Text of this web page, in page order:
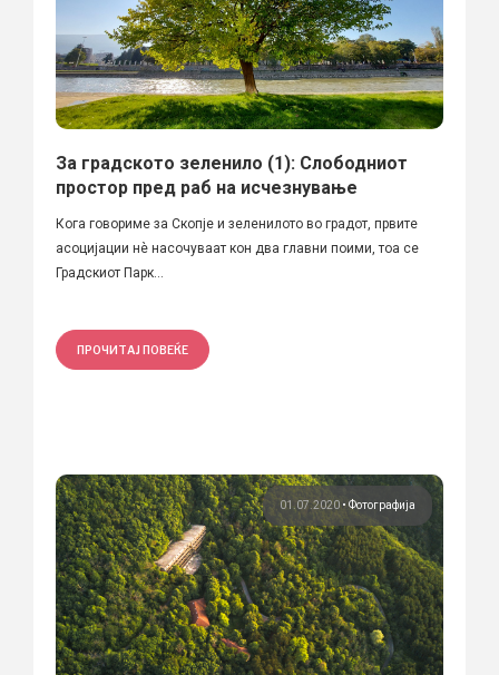
За градското зеленило (1): Слободниот
простор пред раб на исчезнување
Кога говориме за Скопје и зеленилото во градот, првите
асоцијации нѐ насочуваат кон два главни поими, тоа се
Градскиот Парк...
ПРОЧИТАЈ ПОВЕЌЕ
01.07.2020 • Фотографија